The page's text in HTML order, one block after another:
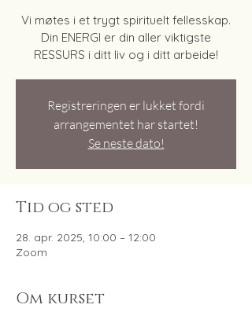
Vi møtes i et trygt spirituelt fellesskap.
Din ENERGI er din aller viktigste
RESSURS i ditt liv og i ditt arbeide!
Registreringen er lukket fordi
arrangementet har startet!
Se neste dato!
Tid og sted
28. apr. 2025, 10:00 – 12:00
Zoom
Om kurset